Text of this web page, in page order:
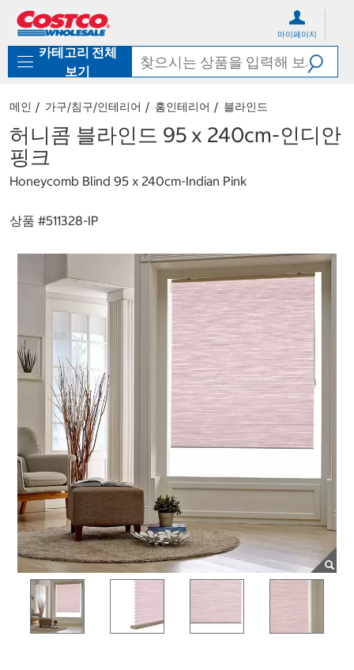
로
기
가
마이페이지
카테고리 전체
보기
메인 가구/침구/인테리어 홈인테리어 블라인드
허니콤 블라인드 95 x 240cm-인디안
핑크
Honeycomb Blind 95 x 240cm-Indian Pink
상품 #511328-IP